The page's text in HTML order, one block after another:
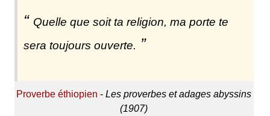
Quelle que soit ta religion, ma porte te
sera toujours ouverte.
Proverbe éthiopien -Les proverbes et adages abyssins
(1907)